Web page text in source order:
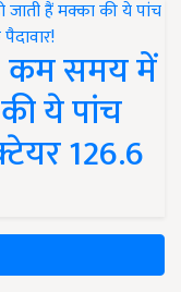
कम समय में
ये पांच
126.6